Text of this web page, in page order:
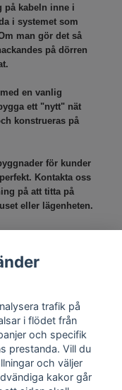
på kabeln inne i
i systemet som
man gör det så
på dörren
en vanlig
ett "nytt" nät
konstrueras på
för kunder
Kontakta oss
på att titta på
eller lägenheten.
trafik på
i flödet från
och specifik
prestanda. Vill du
och väljer
kakor går